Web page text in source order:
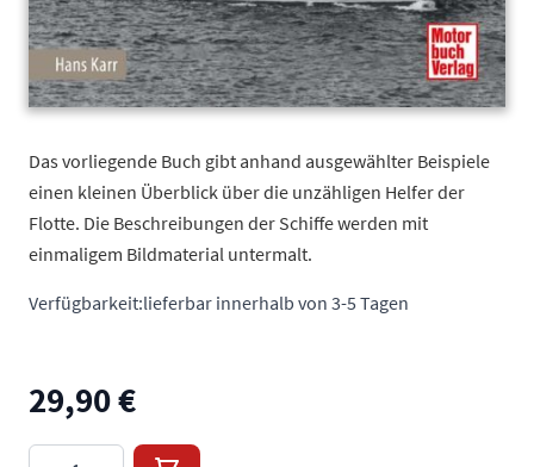
Das vorliegende Buch gibt anhand ausgewählter Beispiele
einen kleinen Überblick über die unzähligen Helfer der
Flotte. Die Beschreibungen der Schiffe werden mit
einmaligem Bildmaterial untermalt.
Verfügbarkeit:lieferbar innerhalb von 3-5 Tagen
29,90 €